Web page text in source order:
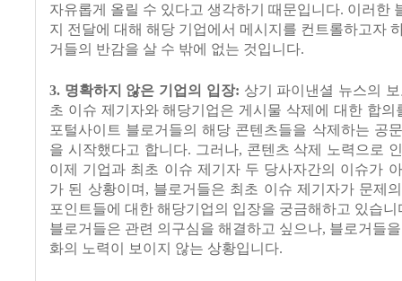
자유롭게 올릴 수 있다고 생각하기 때문입니다. 이러한
지 전달에 대해 해당 기업에서 메시지를 컨트롤하고자
거들의 반감을 살 수 밖에 없는 것입니다.
3. 명확하지 않은 기업의 입장: 상기 파이낸셜 뉴스의
초 이슈 제기자와 해당기업은 게시물 삭제에 대한 합의
포털사이트 블로거들의 해당 콘텐츠들을 삭제하는 공
을 시작했다고 합니다. 그러나, 콘텐츠 삭제 노력으로
이제 기업과 최초 이슈 제기자 두 당사자간의 이슈가
가 된 상황이며, 블로거들은 최초 이슈 제기자가 문제
포인트들에 대한 해당기업의 입장을 궁금해하고 있습니
블로거들은 관련 의구심을 해결하고 싶으나, 블로거들
화의 노력이 보이지 않는 상황입니다.